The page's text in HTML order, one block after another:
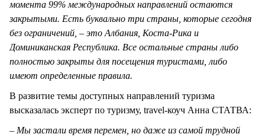
момента 99% международных направлений остаются
закрытыми. Есть буквально три страны, которые сегодня
без ограничений, – это Албания, Коста-Рика и
Доминиканская Республика. Все остальные страны либо
полностью закрыты для посещения туристами, либо
имеют определенные правила.
В развитие темы доступных направлений туризма
высказалась эксперт по туризму, travel-коуч Анна СТАТВА:
– Мы застали время перемен, но даже из самой трудной